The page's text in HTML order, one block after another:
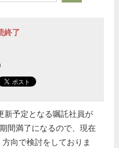
終了
予定となる嘱託社員が
間満了になるので、現在
向で検討をしておりま